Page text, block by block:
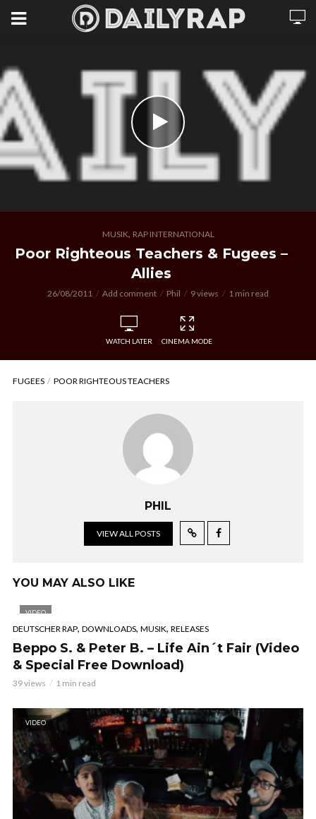
MUSIK, RAP INTERNATIONAL
Poor Righteous Teachers & Fugees –
Allies
26/08/2011 Add comment Phil 9 views 1 min read
WATCH LATER CINEMA MODE
FUGEES POOR RIGHTEOUS TEACHERS
PHIL
VIEW ALL POSTS
YOU MAY ALSO LIKE
VIDEO
DEUTSCHER RAP, DOWNLOADS, MUSIK, RELEASES
Beppo S. & Peter B. – Life Ain´t Fair (Video
& Special Free Download)
39 views 1 min read
VIDEO